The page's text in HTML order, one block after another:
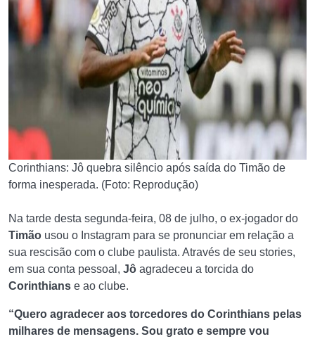
Corinthians: Jô quebra silêncio após saída do Timão de
forma inesperada. (Foto: Reprodução)
Na tarde desta segunda-feira, 08 de julho, o ex-jogador do
Timão usou o Instagram para se pronunciar em relação a
sua rescisão com o clube paulista. Através de seu stories,
em sua conta pessoal, Jô agradeceu a torcida do
Corinthians e ao clube.
“Quero agradecer aos torcedores do Corinthians pelas
milhares de mensagens. Sou grato e sempre vou